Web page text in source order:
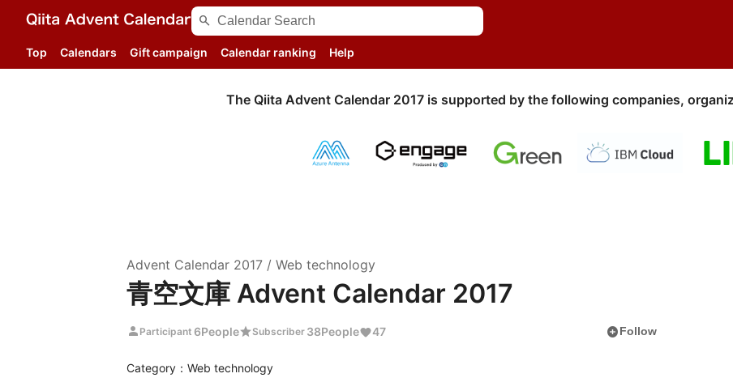
search
Top Calendars Gift campaign Calendar ranking Help
The Qiita Advent Calendar 2017 is supported by the following companies,
Advent Calendar 2017 / Web technology
青空文庫 Advent Calendar 2017
person Participant 6PeoplestarSubscriber 38People 47 add_circleFollow
Category：Web technology